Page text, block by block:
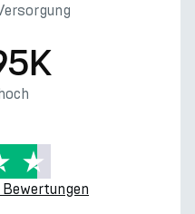
Bewertungen